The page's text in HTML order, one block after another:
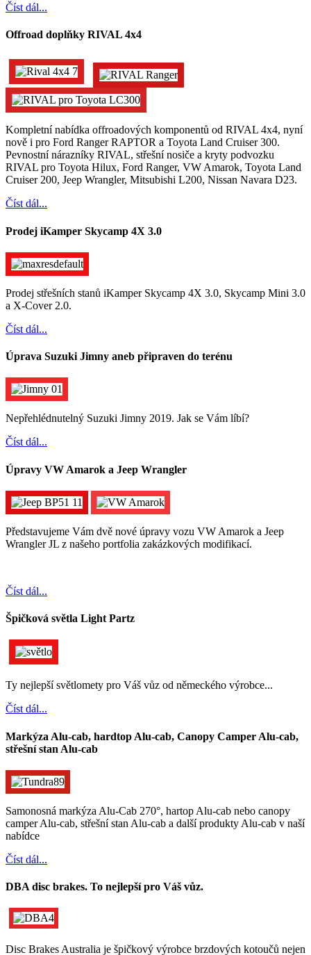
Číst dál...
Offroad doplňky RIVAL 4x4
Kompletní nabídka offroadových komponentů od RIVAL 4x4, nyní
nově i pro Ford Ranger RAPTOR a Toyota Land Cruiser 300.
Pevnostní nárazníky RIVAL, střešní nosiče a kryty podvozku
RIVAL pro Toyota Hilux, Ford Ranger, VW Amarok, Toyota Land
Cruiser 200, Jeep Wrangler, Mitsubishi L200, Nissan Navara D23.
Číst dál...
Prodej iKamper Skycamp 4X 3.0
Prodej střešních stanů iKamper Skycamp 4X 3.0, Skycamp Mini 3.0
a X-Cover 2.0.
Číst dál...
Úprava Suzuki Jimny aneb připraven do terénu
Nepřehlédnutelný Suzuki Jimny 2019. Jak se Vám líbí?
Číst dál...
Úpravy VW Amarok a Jeep Wrangler
Představujeme Vám dvě nové úpravy vozu VW Amarok a Jeep
Wrangler JL z našeho portfolia zakázkových modifikací.
Číst dál...
Špičková světla Light Partz
Ty nejlepší světlomety pro Váš vůz od německého výrobce...
Číst dál...
Markýza Alu-cab, hardtop Alu-cab, Canopy Camper Alu-cab,
střešní stan Alu-cab
Samonosná markýza Alu-Cab 270°, hartop Alu-cab nebo canopy
camper Alu-cab, střešní stan Alu-cab a další produkty Alu-cab v naší
nabídce
Číst dál...
DBA disc brakes. To nejlepší pro Váš vůz.
Disc Brakes Australia je špičkový výrobce brzdových kotoučů nejen